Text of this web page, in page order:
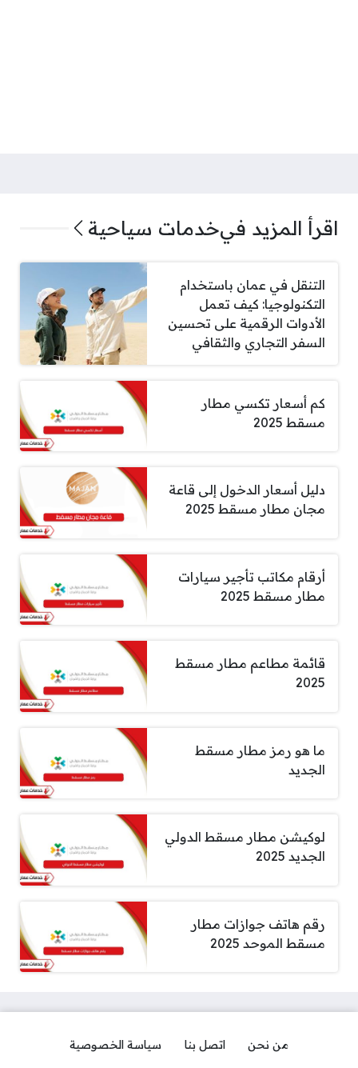
اقرأ المزيد فيخدمات سياحية
التنقل في عمان باستخدام
التكنولوجيا: كيف تعمل
الأدوات الرقمية على تحسين
السفر التجاري والثقافي
كم أسعار تكسي مطار
مسقط 2025
دليل أسعار الدخول إلى قاعة
مجان مطار مسقط 2025
أرقام مكاتب تأجير سيارات
مطار مسقط 2025
قائمة مطاعم مطار مسقط
2025
ما هو رمز مطار مسقط
الجديد
لوكيشن مطار مسقط الدولي
الجديد 2025
رقم هاتف جوازات مطار
مسقط الموحد 2025
من نحن اتصل بنا
سياسة الخصوصية